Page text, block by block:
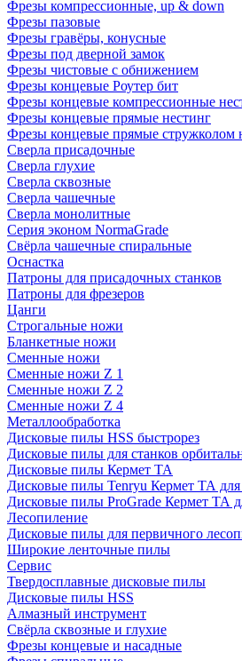
Фрезы компрессионные, up & down
Фрезы пазовые
Фрезы гравёры, конусные
Фрезы под дверной замок
Фрезы чистовые с обнижением
Фрезы концевые Роутер бит
Фрезы концевые компрессионные
Фрезы концевые прямые нестинг
Фрезы концевые прямые стружколом
Сверла присадочные
Сверла глухие
Сверла сквозные
Сверла чашечные
Сверла монолитные
Серия эконом NormaGrade
Свёрла чашечные спиральные
Оснастка
Патроны для присадочных станков
Патроны для фрезеров
Цанги
Строгальные ножи
Бланкетные ножи
Сменные ножи
Сменные ножи Z 1
Сменные ножи Z 2
Сменные ножи Z 4
Металлообработка
Дисковые пилы HSS быстрорез
Дисковые пилы для станков
Дисковые пилы Кермет ТА
Дисковые пилы Tenryu Кермет ТА для
Дисковые пилы ProGrade Кермет ТА
Лесопиление
Дисковые пилы для первичного
Широкие ленточные пилы
Сервис
Твердосплавные дисковые пилы
Дисковые пилы HSS
Алмазный инструмент
Свёрла сквозные и глухие
Фрезы концевые и насадные